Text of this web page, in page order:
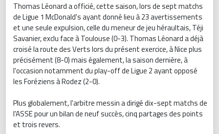
Thomas Léonard a officié, cette saison, lors de sept matchs
de Ligue 1 McDonald's ayant donné lieu à 23 avertissements
et une seule expulsion, celle du meneur de jeu héraultais, Téji
Savanier, exclu face à Toulouse (0-3). Thomas Léonard a déjà
croisé la route des Verts lors du présent exercice, à Nice plus
précisément (8-0) mais également, la saison dernière, à
l'occasion notamment du play-off de Ligue 2 ayant opposé
les Foréziens à Rodez (2-0).
Plus globalement, l'arbitre messin a dirigé dix-sept matchs de
l'ASSE pour un bilan de neuf succès, cinq partages des points
et trois revers.